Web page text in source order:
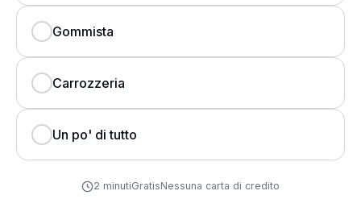
Gommista
Carrozzeria
Un po' di tutto
2 minutiGratisNessuna carta di credito